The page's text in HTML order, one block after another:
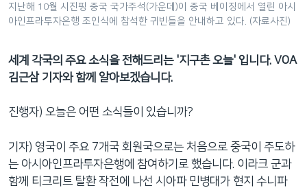
션
으
이
동
색
로
이
등
지난해 10월 시진핑 중국 국가주석(가운데)이 중국 베이징에서 열린 아시
아인프라투자은행 조인식에 참석한 귀빈들을 안내하고 있다. (자료사진)
세계 각국의 주요 소식을 전해드리는 '지구촌 오늘' 입니다. VOA
김근삼 기자와 함께 알아보겠습니다.
진행자) 오늘은 어떤 소식들이 있습니까?
기자) 영국이 주요 7개국 회원국으로는 처음으로 중국이 주도하
는 아시아인프라투자은행에 참여하기로 했습니다. 이라크 군과
함께 티크리트 탈환 작전에 나선 시아파 민병대가 현지 수니파